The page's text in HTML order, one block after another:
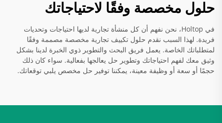
حلول مخصصة وفقًا لاحتياجاتك
في Holtop، نحن نفهم أن كل منشأة تجارية لديها احتياجات وتحديات
فريدة. لهذا السبب نقدم حلول تكييف تجارية مخصصة مصممة وفقًا
لمتطلباتك الخاصة. يعمل فريق البحث والتطوير ذوي الخبرة لدينا بشكل
وثيق معك لفهم احتياجاتك وتطوير حل يعالجها بفعالية. سواء كان ذلك
حجمًا أو سعة أو وظيفة معينة، يمكننا توفير حل مخصص يلبي توقعاتك.